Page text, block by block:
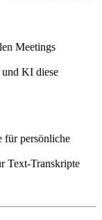
Meetings
und KI diese
für persönliche
Text-Transkripte